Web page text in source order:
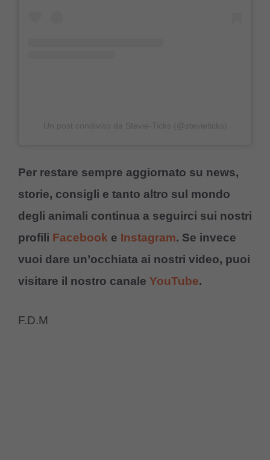
Per restare sempre aggiornato su news,
storie, consigli e tanto altro sul mondo
degli animali continua a seguirci sui nostri
profili Facebook e Instagram. Se invece
vuoi dare un’occhiata ai nostri video, puoi
visitare il nostro canale YouTube.
F.D.M